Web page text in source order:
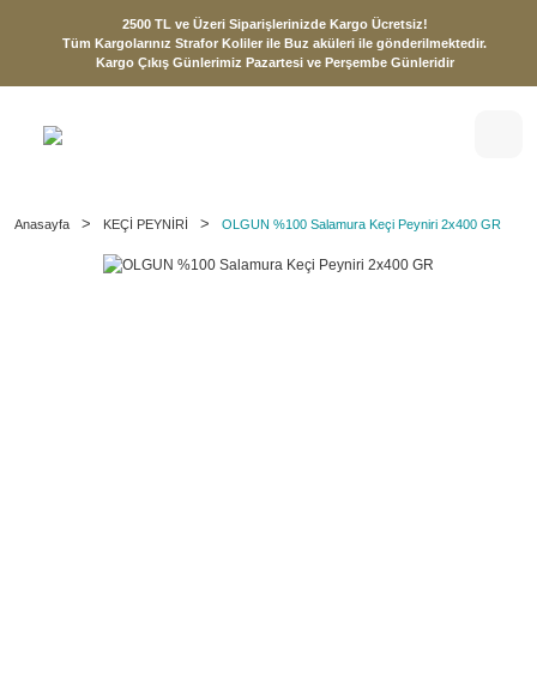
2500 TL ve Üzeri Siparişlerinizde Kargo Ücretsiz!
Tüm Kargolarınız Strafor Koliler ile Buz aküleri ile gönderilmektedir.
Kargo Çıkış Günlerimiz Pazartesi ve Perşembe Günleridir
Anasayfa KEÇİ PEYNİRİ OLGUN %100 Salamura Keçi Peyniri 2x400 GR